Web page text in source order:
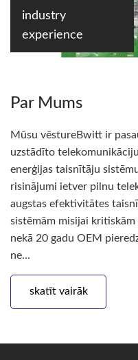
industry
experience
Par Mums
Mūsu vēstureBwitt ir
uzstādīto
enerģijas taisnītāju
risinājumi ietver pilnu
augstas efektivitātes
sistēmām misijai
nekā 20 gadu OEM
ne...
skatīt vairāk